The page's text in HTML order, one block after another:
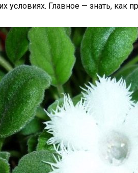
Главное — знать, как